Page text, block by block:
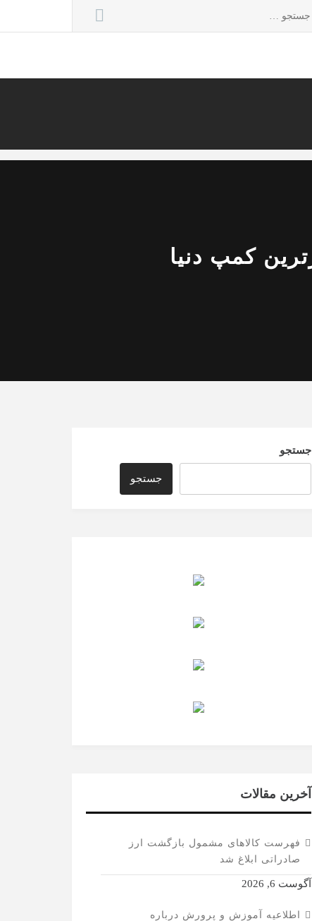
کمپ دنیا
جستجو
جستجو
آخرین مقالات
فهرست کالاهای مشمول بازگشت ارز
صادراتی ابلاغ شد
آگوست 6, 2026
اطلاعیه آموزش و پرورش درباره